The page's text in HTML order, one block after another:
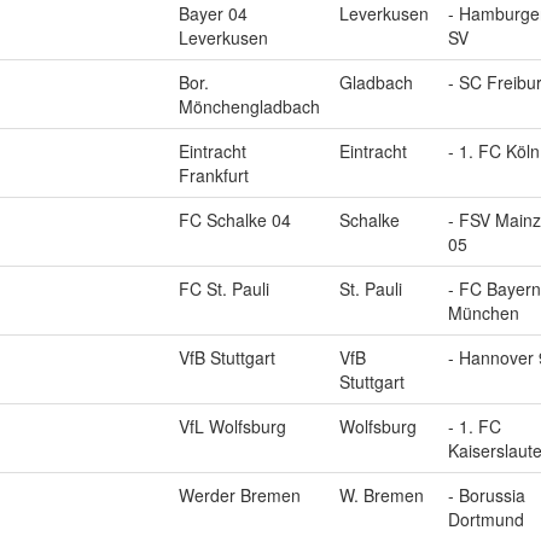
Bayer 04
Leverkusen
Leverkusen
-
SV
Bor.
Mönchengladbach
Gladbach - SC
Eintracht
Frankfurt
Eintracht - 1. FC Köln
FC Schalke 04 Schalke
- FSV Mainz
05
FC St. Pauli
St. Pauli
- FC Bayern
München
VfB Stuttgart
VfB
Stuttgart
- Hannover
VfL Wolfsburg Wolfsburg
- 1. FC
Werder Bremen
W. Bremen
- Borussia
Dortmund